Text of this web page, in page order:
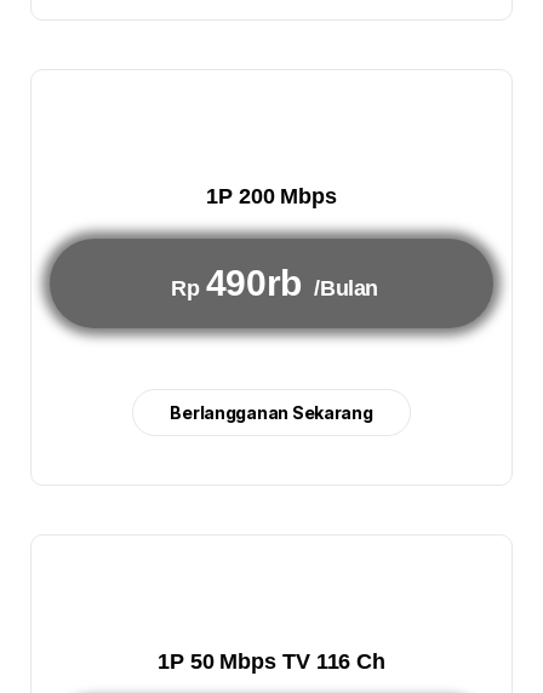
1P 200 Mbps
Rp 490rb /Bulan
Berlangganan Sekarang
1P 50 Mbps TV 116 Ch